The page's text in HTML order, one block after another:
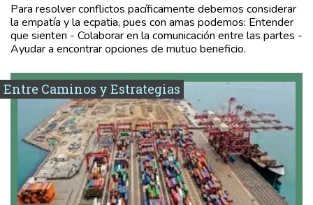
Para resolver conflictos pacíficamente debemos considerar
la empatía y la ecpatia, pues con amas podemos: Entender
que sienten - Colaborar en la comunicación entre las partes -
Ayudar a encontrar opciones de mutuo beneficio.
Entre Caminos y Estrategias